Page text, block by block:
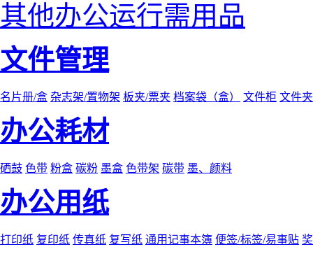
其他办公运行需用品
文件管理
名片册/盒 杂志架/置物架 板夹/票夹 档案袋（盒） 文件柜 文件
办公耗材
硒鼓 色带 粉盒 碳粉 墨盒 色带架 碳带 墨、颜料
办公用纸
打印纸 复印纸 传真纸 复写纸 通用记事本簿 便签/标签/易事贴